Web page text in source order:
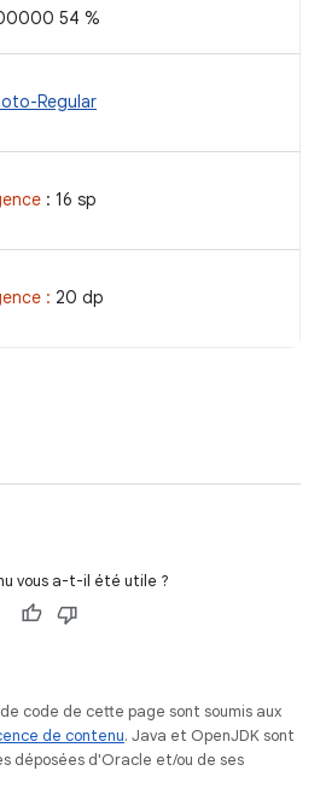
54 %
Regular
: 16 sp
: 20 dp
vous a-t-il été utile ?
code de cette page sont soumis aux
de contenu. Java et OpenJDK sont
déposées d'Oracle et/ou de ses